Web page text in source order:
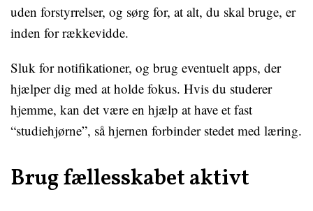
uden forstyrrelser, og sørg for, at alt, du skal bruge, er
inden for rækkevidde.
Sluk for notifikationer, og brug eventuelt apps, der
hjælper dig med at holde fokus. Hvis du studerer
hjemme, kan det være en hjælp at have et fast
“studiehjørne”, så hjernen forbinder stedet med læring.
Brug fællesskabet aktivt